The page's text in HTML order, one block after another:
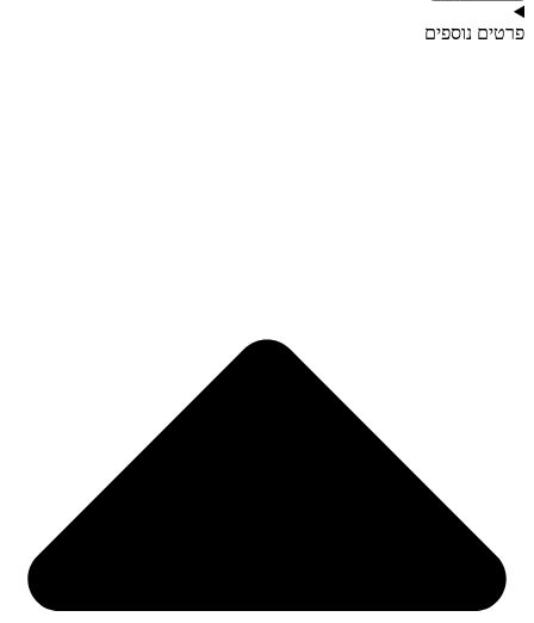
פרטים נוספים